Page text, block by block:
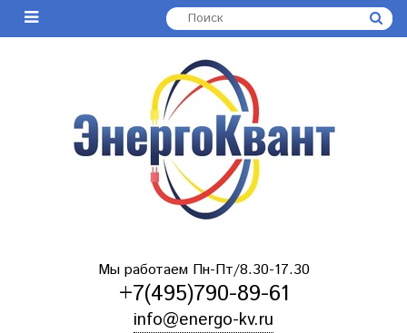
Мы работаем Пн-Пт/8.30-17.30
+7(495)790-89-61
info@energo-kv.ru